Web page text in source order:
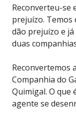
Reconverteu-se
prejuízo. Temos
dão prejuízo e
duas
Reconvertemos
Companhia do
Quimigal. O que
agente se